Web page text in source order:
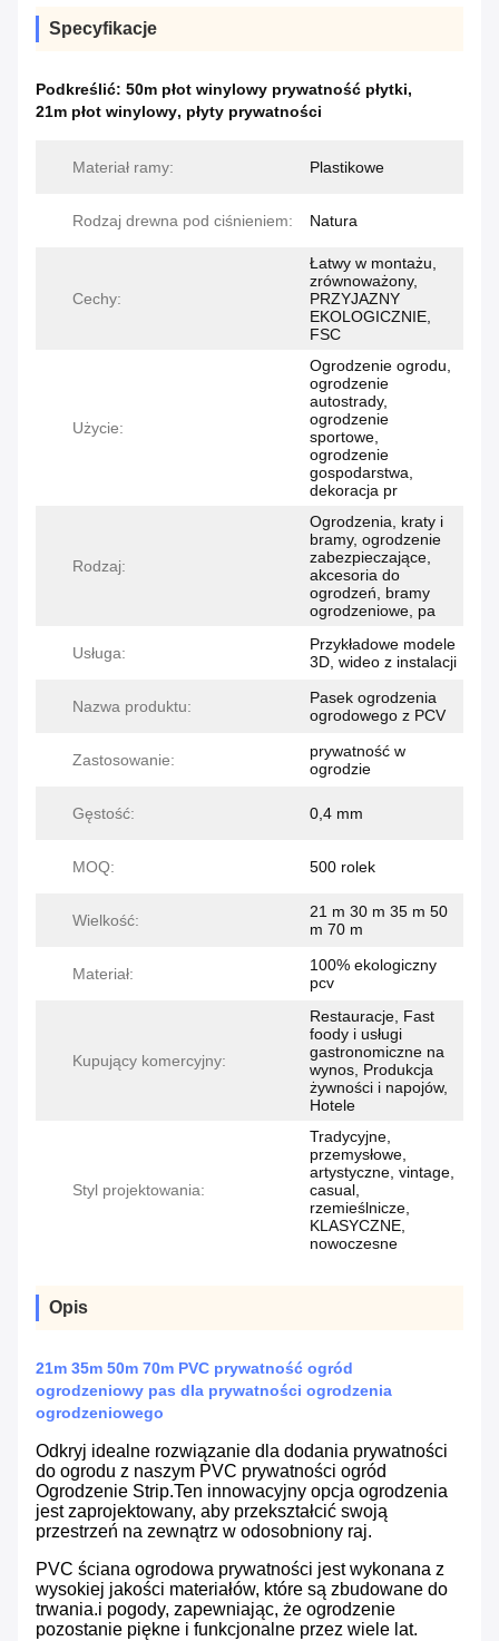
Specyfikacje
Podkreślić: 50m płot winylowy prywatność płytki,
21m płot winylowy, płyty prywatności
Materiał ramy: Plastikowe
Rodzaj drewna pod ciśnieniem: Natura
Cechy:
Łatwy w montażu,
zrównoważony,
PRZYJAZNY
EKOLOGICZNIE,
FSC
Użycie:
Ogrodzenie ogrodu,
ogrodzenie
autostrady,
ogrodzenie
sportowe,
ogrodzenie
gospodarstwa,
dekoracja pr
Rodzaj:
Ogrodzenia, kraty i
bramy, ogrodzenie
zabezpieczające,
akcesoria do
ogrodzeń, bramy
ogrodzeniowe, pa
Usługa:
Przykładowe modele
3D, wideo z instalacji
Nazwa produktu:
Pasek ogrodzenia
ogrodowego z PCV
Zastosowanie:
prywatność w
ogrodzie
Gęstość: 0,4 mm
MOQ: 500 rolek
Wielkość:
21 m 30 m 35 m 50
m 70 m
Materiał:
100% ekologiczny
pcv
Kupujący komercyjny:
Restauracje, Fast
foody i usługi
gastronomiczne na
wynos, Produkcja
żywności i napojów,
Hotele
Styl projektowania:
Tradycyjne,
przemysłowe,
artystyczne, vintage,
casual,
rzemieślnicze,
KLASYCZNE,
nowoczesne
Opis
21m 35m 50m 70m PVC prywatność ogród
ogrodzeniowy pas dla prywatności ogrodzenia
ogrodzeniowego
Odkryj idealne rozwiązanie dla dodania prywatności
do ogrodu z naszym PVC prywatności ogród
Ogrodzenie Strip.Ten innowacyjny opcja ogrodzenia
jest zaprojektowany, aby przekształcić swoją
przestrzeń na zewnątrz w odosobniony raj.
PVC ściana ogrodowa prywatności jest wykonana z
wysokiej jakości materiałów, które są zbudowane do
trwania.i pogody, zapewniając, że ogrodzenie
pozostanie piękne i funkcjonalne przez wiele lat.